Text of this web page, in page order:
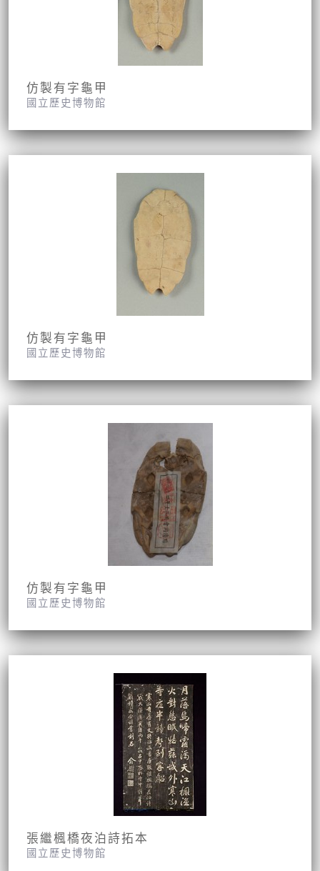
仿製有字龜甲
國立歷史博物館
仿製有字龜甲
國立歷史博物館
仿製有字龜甲
國立歷史博物館
張繼楓橋夜泊詩拓本
國立歷史博物館